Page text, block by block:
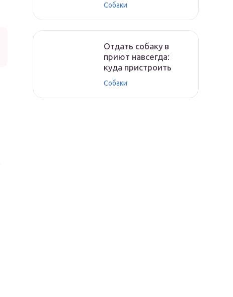
Собаки
Отдать собаку в
приют навсегда:
куда пристроить
Собаки